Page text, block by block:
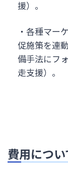
援）。
・各種マー
促施策を連
備手法にフ
走支援）。
費用につい